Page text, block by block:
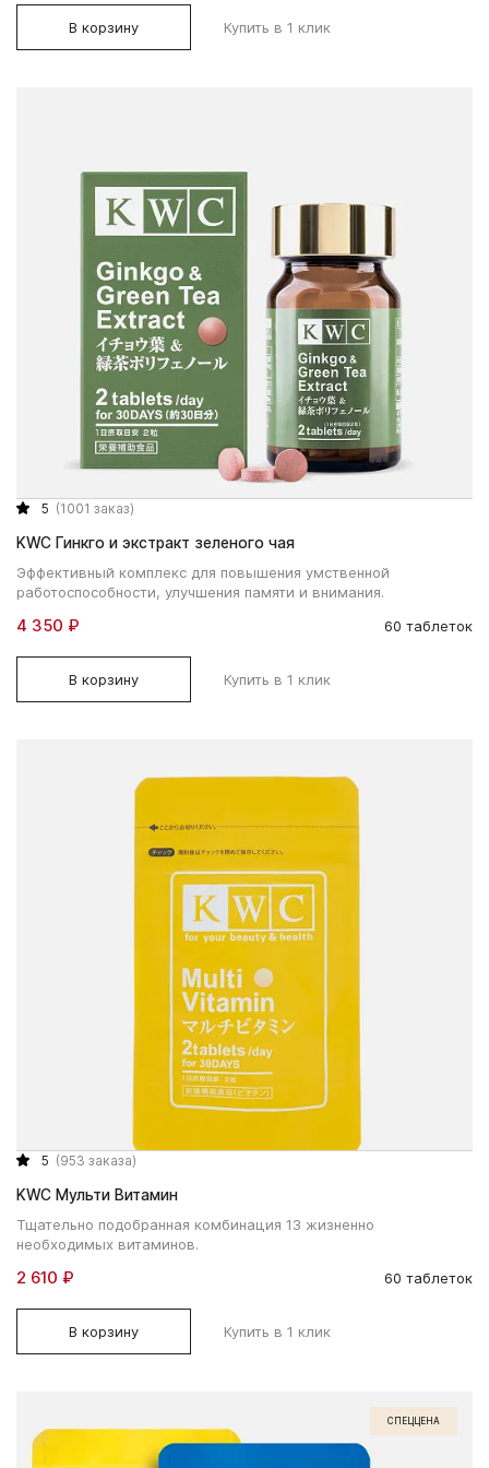
В корзину Купить в 1 клик
5 (1001 заказ)
KWC Гинкго и экстракт зеленого чая
Эффективный комплекс для повышения умственной
работоспособности, улучшения памяти и внимания.
4 350 ₽ 60 таблеток
В корзину Купить в 1 клик
5 (953 заказа)
KWC Мульти Витамин
Тщательно подобранная комбинация 13 жизненно
необходимых витаминов.
2 610 ₽ 60 таблеток
В корзину Купить в 1 клик
СПЕЦЦЕНА